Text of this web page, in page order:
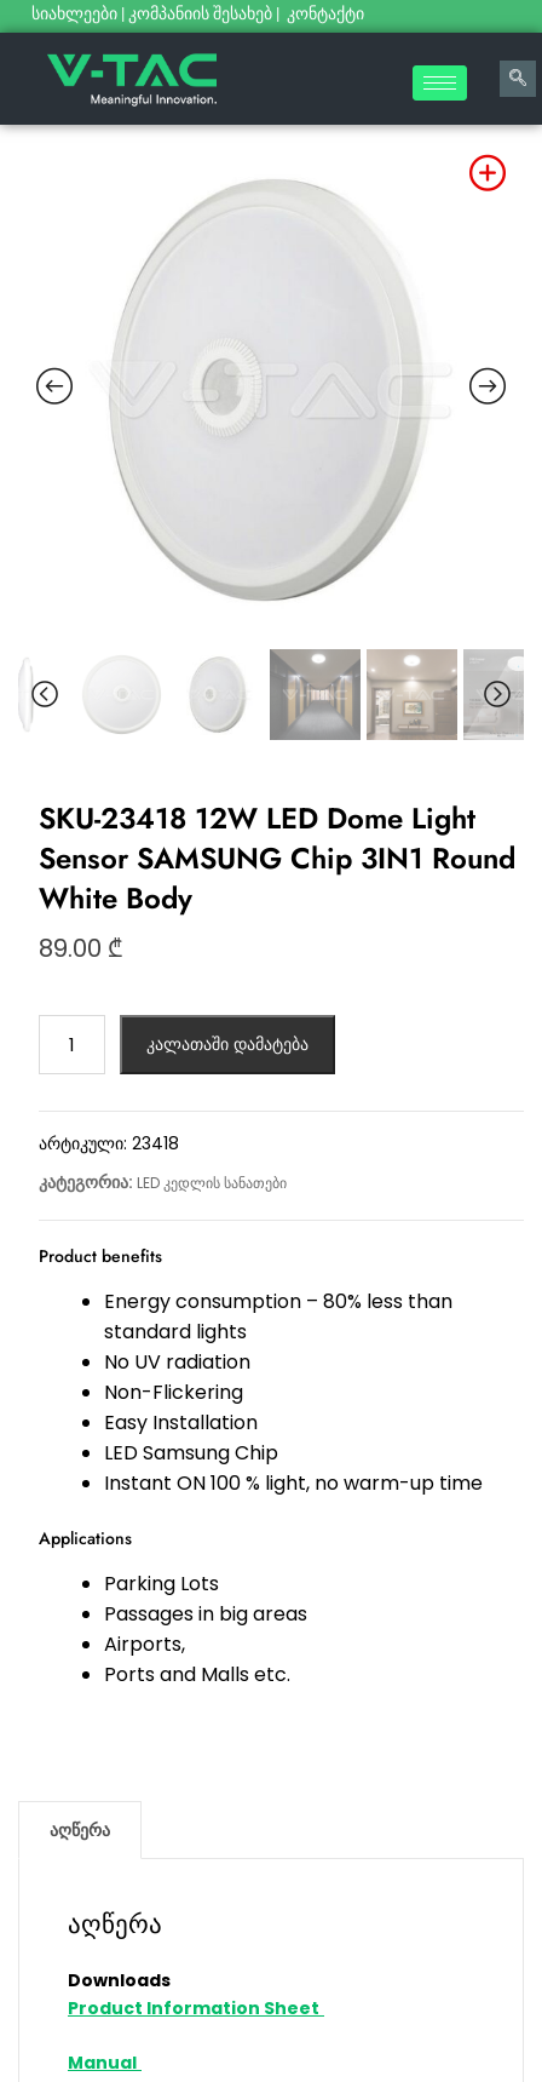
სიახლეები | კომპანიის შესახებ | კონტაქტი
SKU-23418 12W LED Dome Light
Sensor SAMSUNG Chip 3IN1 Round
White Body
89.00 ₾
კალათაში დამატება
არტიკული: 23418
კატეგორია: LED კედლის სანათები
Product benefits
Energy consumption – 80% less than
standard lights
No UV radiation
Non-Flickering
Easy Installation
LED Samsung Chip
Instant ON 100 % light, no warm-up time
Applications
Parking Lots
Passages in big areas
Airports,
Ports and Malls etc.
აღწერა
აღწერა
Downloads
Product Information Sheet
Manual